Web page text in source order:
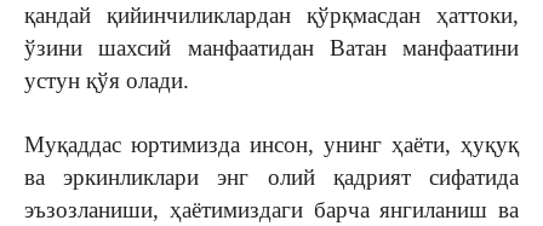
қандай қийинчиликлардан қўрқмасдан ҳаттоки,
ўзини шахсий манфаатидан Ватан манфаатини
устун қўя олади.
Муқаддас юртимизда инсон, унинг ҳаёти, ҳуқуқ
ва эркинликлари энг олий қадрият сифатида
эъзозланиши, ҳаётимиздаги барча янгиланиш ва